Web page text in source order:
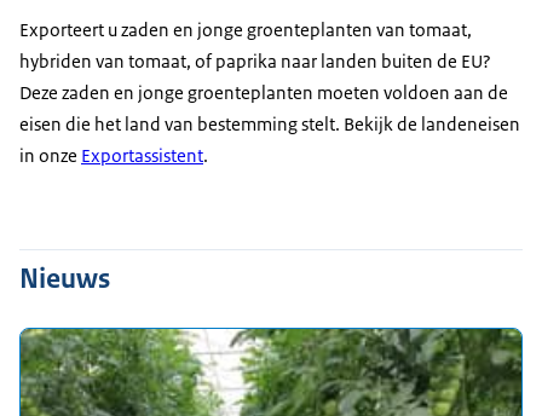
Exporteert u zaden en jonge groenteplanten van tomaat,
hybriden van tomaat, of paprika naar landen buiten de EU?
Deze zaden en jonge groenteplanten moeten voldoen aan de
eisen die het land van bestemming stelt. Bekijk de landeneisen
in onze Exportassistent.
Nieuws